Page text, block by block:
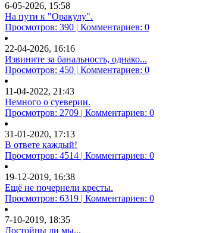
6-05-2026, 15:58
На пути к "Оракулу".
Просмотров: 390 | Комментариев: 0
22-04-2026, 16:16
Извините за банальность, однако...
Просмотров: 450 | Комментариев: 0
11-04-2022, 21:43
Немного о суеверии.
Просмотров: 2709 | Комментариев: 0
31-01-2020, 17:13
В ответе каждый!
Просмотров: 4514 | Комментариев: 0
19-12-2019, 16:38
Ещё не почернели кресты.
Просмотров: 6319 | Комментариев: 0
7-10-2019, 18:35
Достойны ли мы...